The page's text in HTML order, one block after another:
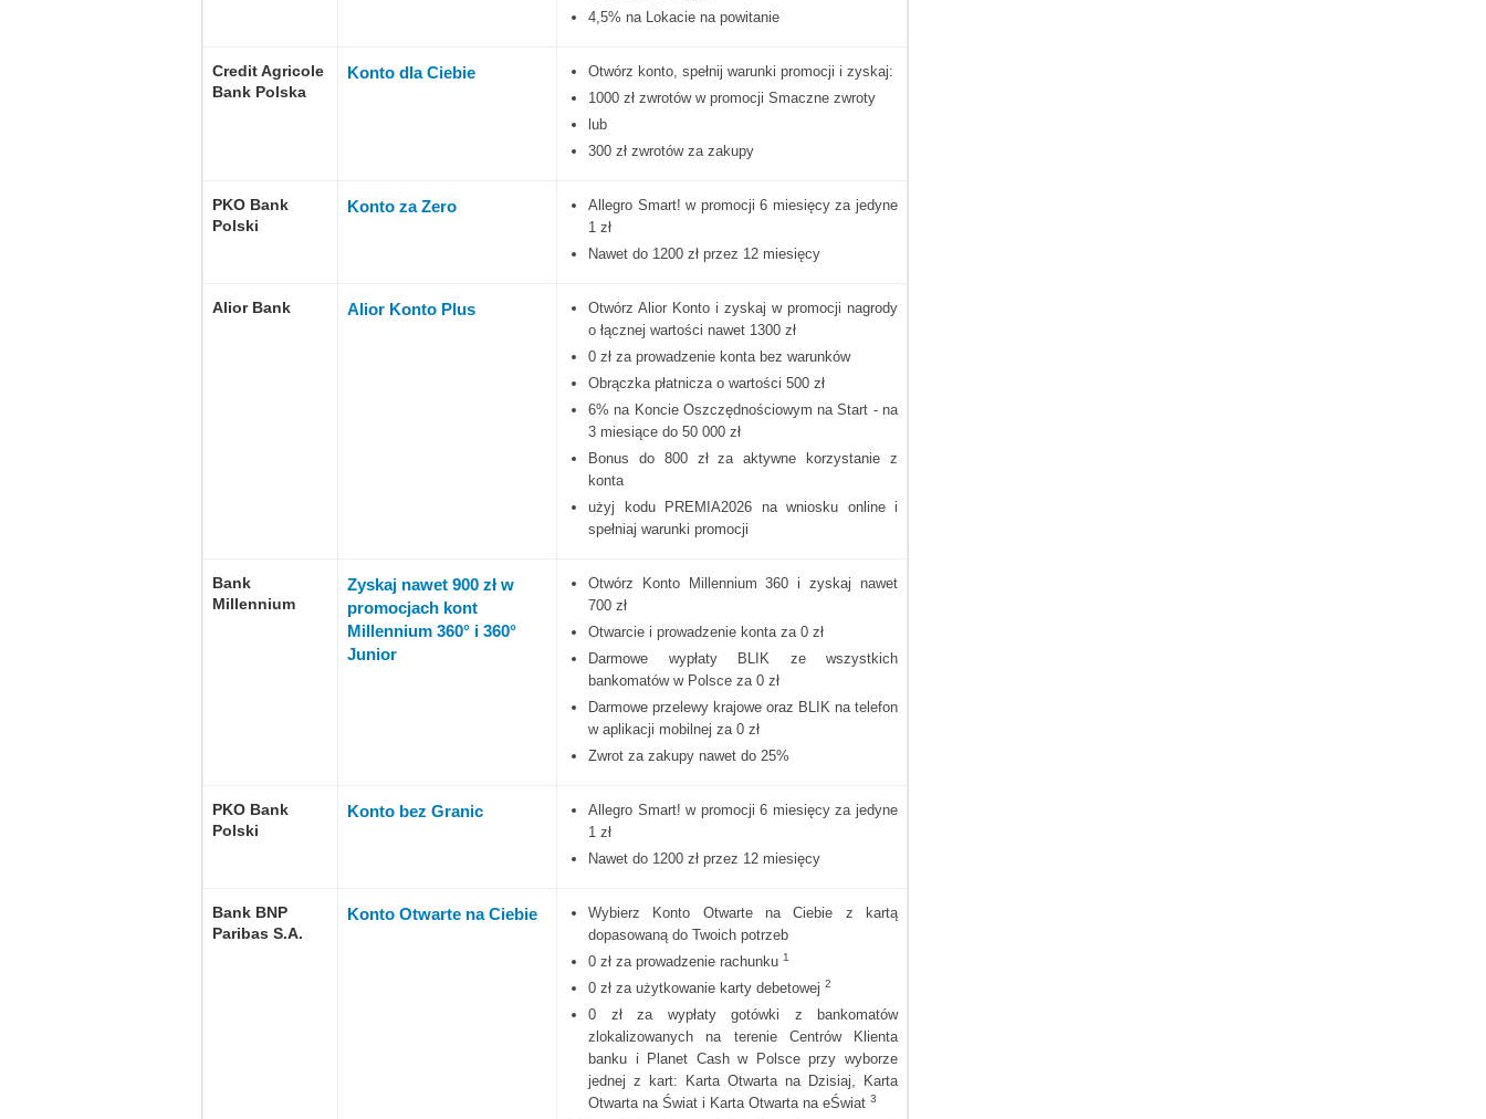
4,5% na Lokacie na powitanie
Credit Agricole
Bank Polska
Konto dla Ciebie
Otwórz konto, spełnij warunki promocji i zyskaj:
1000 zł zwrotów w promocji Smaczne zwroty
lub
300 zł zwrotów za zakupy
PKO Bank
Polski
Konto za Zero
Allegro Smart! w promocji 6 miesięcy za jedyne
1 zł
Nawet do 1200 zł przez 12 miesięcy
Alior Bank Alior Konto Plus
Otwórz Alior Konto i zyskaj w promocji nagrody
o łącznej wartości nawet 1300 zł
0 zł za prowadzenie konta bez warunków
Obrączka płatnicza o wartości 500 zł
6% na Koncie Oszczędnościowym na Start - na
3 miesiące do 50 000 zł
Bonus do 800 zł za aktywne korzystanie z
konta
użyj kodu PREMIA2026 na wniosku online i
spełniaj warunki promocji
Bank
Millennium
Zyskaj nawet 900 zł w
promocjach kont
Millennium 360° i 360°
Junior
Otwórz Konto Millennium 360 i zyskaj nawet
700 zł
Otwarcie i prowadzenie konta za 0 zł
Darmowe wypłaty BLIK ze wszystkich
bankomatów w Polsce za 0 zł
Darmowe przelewy krajowe oraz BLIK na telefon
w aplikacji mobilnej za 0 zł
Zwrot za zakupy nawet do 25%
PKO Bank
Polski
Konto bez Granic
Allegro Smart! w promocji 6 miesięcy za jedyne
1 zł
Nawet do 1200 zł przez 12 miesięcy
Bank BNP
Paribas S.A.
Konto Otwarte na Ciebie
Wybierz Konto Otwarte na Ciebie z kartą
dopasowaną do Twoich potrzeb
0 zł za prowadzenie rachunku 1
0 zł za użytkowanie karty debetowej 2
0 zł za wypłaty gotówki z bankomatów
zlokalizowanych na terenie Centrów Klienta
banku i Planet Cash w Polsce przy wyborze
jednej z kart: Karta Otwarta na Dzisiaj, Karta
Otwarta na Świat i Karta Otwarta na eŚwiat 3